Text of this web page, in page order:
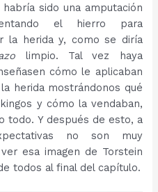
sido una amputación
el hierro para
la herida y, como se diría
limpio. Tal vez haya
cómo le aplicaban
herida mostrándonos qué
y cómo la vendaban,
todo. Y después de esto, a
no son muy
esa imagen de Torstein
todos al final del capítulo.